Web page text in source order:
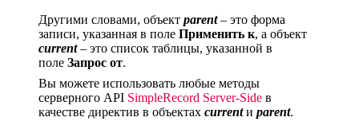
Другими словами, объект parent– это форма
записи, указанная в поле Применить к, а объект
current– это список таблицы, указанной в
поле Запрос от.
Вы можете использовать любые методы
серверного API SimpleRecord Server-Side в
качестве директив в объектах currentи parent.